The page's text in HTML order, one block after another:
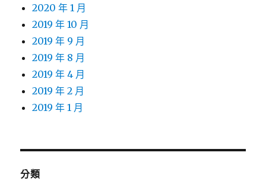
2020 年 1 月
2019 年 10 月
2019 年 9 月
2019 年 8 月
2019 年 4 月
2019 年 2 月
2019 年 1 月
分類